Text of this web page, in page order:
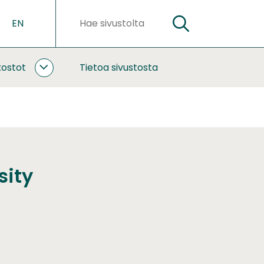
EN Hakusanat HAE
YHTEISTYÖTietoa sivustosta